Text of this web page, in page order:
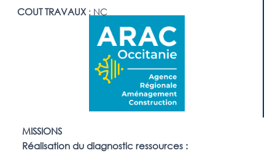
COUT TRAVAUX: NC
MISSIONS
Réalisation du diagnostic ressources :